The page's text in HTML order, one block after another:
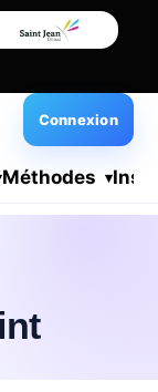
Méthodes
Connexion